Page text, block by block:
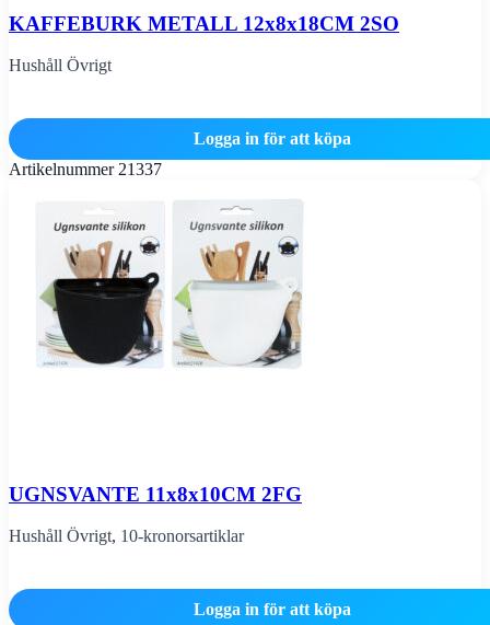
KAFFEBURK METALL 12x8x18CM 2SO
Hushåll Övrigt
Logga in för att köpa
Artikelnummer 21337
UGNSVANTE 11x8x10CM 2FG
Hushåll Övrigt, 10-kronorsartiklar
Logga in för att köpa